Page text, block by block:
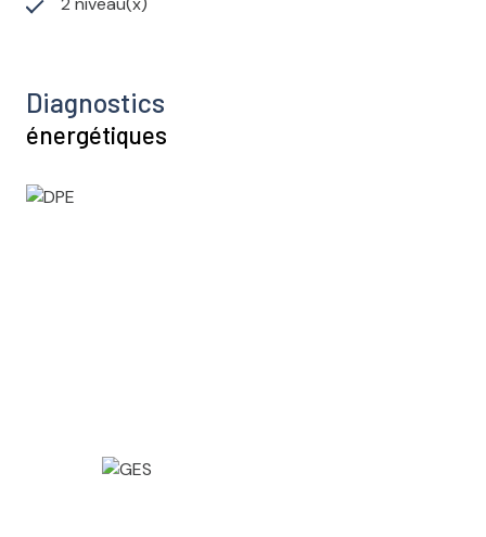
Diagnostics
énergétiques